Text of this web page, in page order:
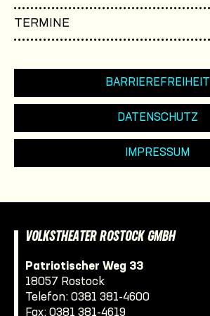
TERMINE
BARRIEREFREIHEIT
DATENSCHUTZ
IMPRESSUM
VOLKSTHEATER ROSTOCK GMBH
Patriotischer Weg 33
18057 Rostock
Telefon: 0381 381-4600
Fax: 0381 381-4619